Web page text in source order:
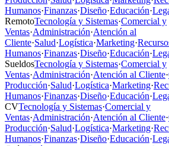
Humanos·Finanzas·Diseño·Educación·
RemotoTecnología y Sistemas·Comercial y
Ventas·Administración·Atención al
Cliente·Salud·Logística·Marketing·
Humanos·Finanzas·Diseño·Educación·
SueldosTecnología y Sistemas·Comercial y
Ventas·Administración·Atención al Cliente·
Producción·Salud·Logística·Marketing·
Humanos·Finanzas·Diseño·Educación·
CVTecnología y Sistemas·Comercial y
Ventas·Administración·Atención al Cliente·
Producción·Salud·Logística·Marketing·
Humanos·Finanzas·Diseño·Educación·